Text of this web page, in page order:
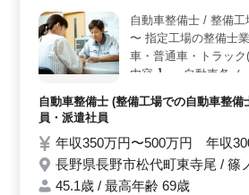
通勤手当も支給されます。残業は月
リハリのある働き方ができます
動車整備士事業を行う企業で、禁煙
れています。男性が主体の職場で、
り年齢に関係なく活躍できる環境で
自動車整備
〜 指定工場の整備士
車・普通車・トラッ
内容 】 ・自動車各メ
検 ・部品の交換、取
んの見積もり対応 等
ちしております！！
自動車整備士 (整備工場での自動車整備
員・派遣社員
年収350万円〜500万円 年収
長野県長野市松代町東寺尾 / 篠
45.1歳 / 最高年齢 69歳